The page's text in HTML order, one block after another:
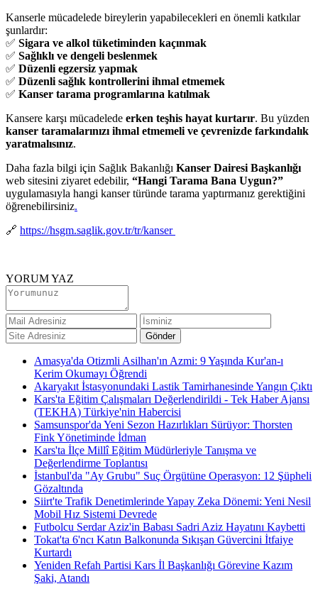
Kanserle mücadelede bireylerin yapabilecekleri en önemli katkılar
şunlardır:
✅ Sigara ve alkol tüketiminden kaçınmak
✅ Sağlıklı ve dengeli beslenmek
✅ Düzenli egzersiz yapmak
✅ Düzenli sağlık kontrollerini ihmal etmemek
✅ Kanser tarama programlarına katılmak
Kansere karşı mücadelede erken teşhis hayat kurtarır. Bu yüzden
kanser taramalarınızı ihmal etmemeli ve çevrenizde farkındalık
yaratmalısınız.
Daha fazla bilgi için Sağlık Bakanlığı Kanser Dairesi Başkanlığı
web sitesini ziyaret edebilir, “Hangi Tarama Bana Uygun?”
uygulamasıyla hangi kanser türünde tarama yaptırmanız gerektiğini
öğrenebilirsiniz.
🔗 https://hsgm.saglik.gov.tr/tr/kanser
YORUM YAZ
Amasya'da Otizmli Asilhan'ın Azmi: 9 Yaşında Kur'an-ı
Kerim Okumayı Öğrendi
Akaryakıt İstasyonundaki Lastik Tamirhanesinde Yangın Çıktı
Kars'ta Eğitim Çalışmaları Değerlendirildi - Tek Haber Ajansı
(TEKHA) Türkiye'nin Habercisi
Samsunspor'da Yeni Sezon Hazırlıkları Sürüyor: Thorsten
Fink Yönetiminde İdman
Kars'ta İlçe Millî Eğitim Müdürleriyle Tanışma ve
Değerlendirme Toplantısı
İstanbul'da "Ay Grubu" Suç Örgütüne Operasyon: 12 Şüpheli
Gözaltında
Siirt'te Trafik Denetimlerinde Yapay Zeka Dönemi: Yeni Nesil
Mobil Hız Sistemi Devrede
Futbolcu Serdar Aziz'in Babası Sadri Aziz Hayatını Kaybetti
Tokat'ta 6'ncı Katın Balkonunda Sıkışan Güvercini İtfaiye
Kurtardı
Yeniden Refah Partisi Kars İl Başkanlığı Görevine Kazım
Şaki, Atandı